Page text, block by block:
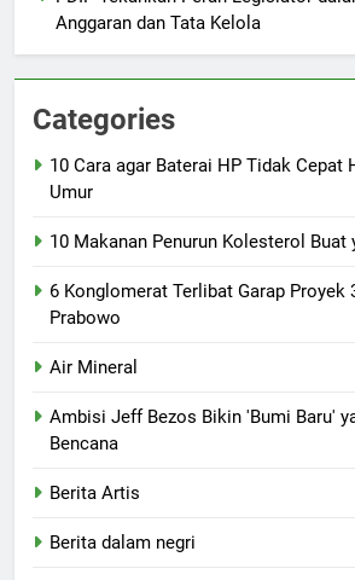
Anggaran dan Tata Kelola
Categories
10 Cara agar Baterai HP Tidak Cepat
Umur
10 Makanan Penurun Kolesterol Buat
6 Konglomerat Terlibat Garap Proyek
Prabowo
Air Mineral
Ambisi Jeff Bezos Bikin 'Bumi Baru'
Bencana
Berita Artis
Berita dalam negri